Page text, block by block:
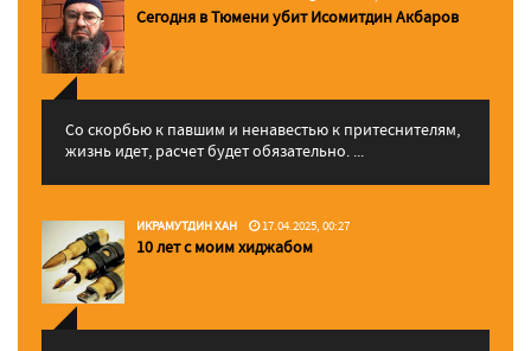
Сегодня в Тюмени убит Исомитдин Акбаров
Со скорбью к павшим и ненавестью к притеснителям,
жизнь идет, расчет будет обязательно. ...
ИКРАМУТДИН ХАН 17.04.2025, 00:27
10 лет с моим хиджабом